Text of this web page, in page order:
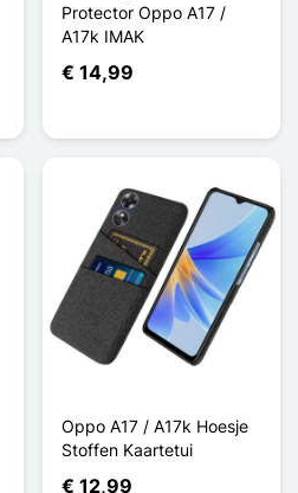
Protector Oppo A17 /
A17k IMAK
€ 14,99
Oppo A17 / A17k Hoesje
Stoffen Kaartetui
€ 12,99